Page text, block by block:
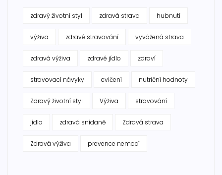
zdravý životní styl zdravá strava hubnutí
výživa zdravé stravování vyvážená strava
zdravá výživa zdravé jídlo zdraví
stravovací návyky cvičení nutriční hodnoty
Zdravý životní styl Výživa stravování
jídlo zdravá snídaně Zdravá strava
Zdravá výživa prevence nemocí